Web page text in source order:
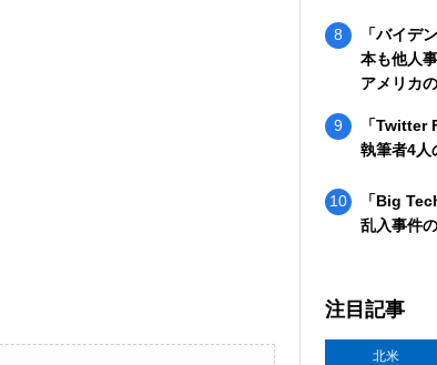
「バイデ
本も他人
アメリカ
「
執筆者4人
「Big
乱入事件
注目記事
北米